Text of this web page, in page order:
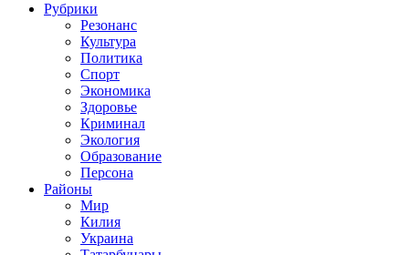
Рубрики
Резонанс
Культура
Политика
Спорт
Экономика
Здоровье
Криминал
Экология
Образование
Персона
Районы
Мир
Килия
Украина